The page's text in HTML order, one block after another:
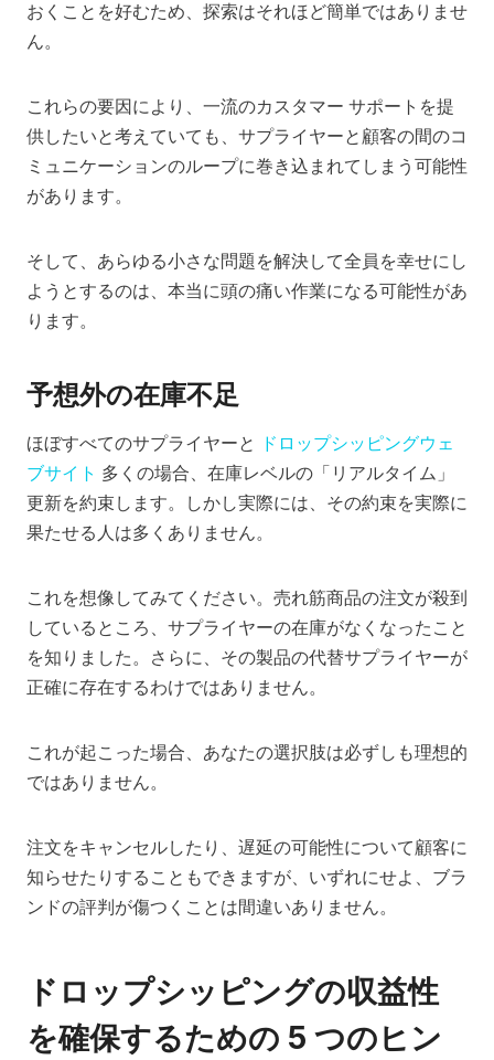
おくことを好むため、探索はそれほど簡単ではありませ
ん。
これらの要因により、一流のカスタマー サポートを提
供したいと考えていても、サプライヤーと顧客の間のコ
ミュニケーションのループに巻き込まれてしまう可能性
があります。
そして、あらゆる小さな問題を解決して全員を幸せにし
ようとするのは、本当に頭の痛い作業になる可能性があ
ります。
予想外の在庫不足
ほぼすべてのサプライヤーと
ドロップシッピングウェ
ブサイト 多くの場合、在庫レベルの「リアルタイム」
更新を約束します。しかし実際には、その約束を実際に
果たせる人は多くありません。
これを想像してみてください。売れ筋商品の注文が殺到
しているところ、サプライヤーの在庫がなくなったこと
を知りました。さらに、その製品の代替サプライヤーが
正確に存在するわけではありません。
これが起こった場合、あなたの選択肢は必ずしも理想的
ではありません。
注文をキャンセルしたり、遅延の可能性について顧客に
知らせたりすることもできますが、いずれにせよ、ブラ
ンドの評判が傷つくことは間違いありません。
ドロップシッピングの収益性
を確保するための 5 つのヒン